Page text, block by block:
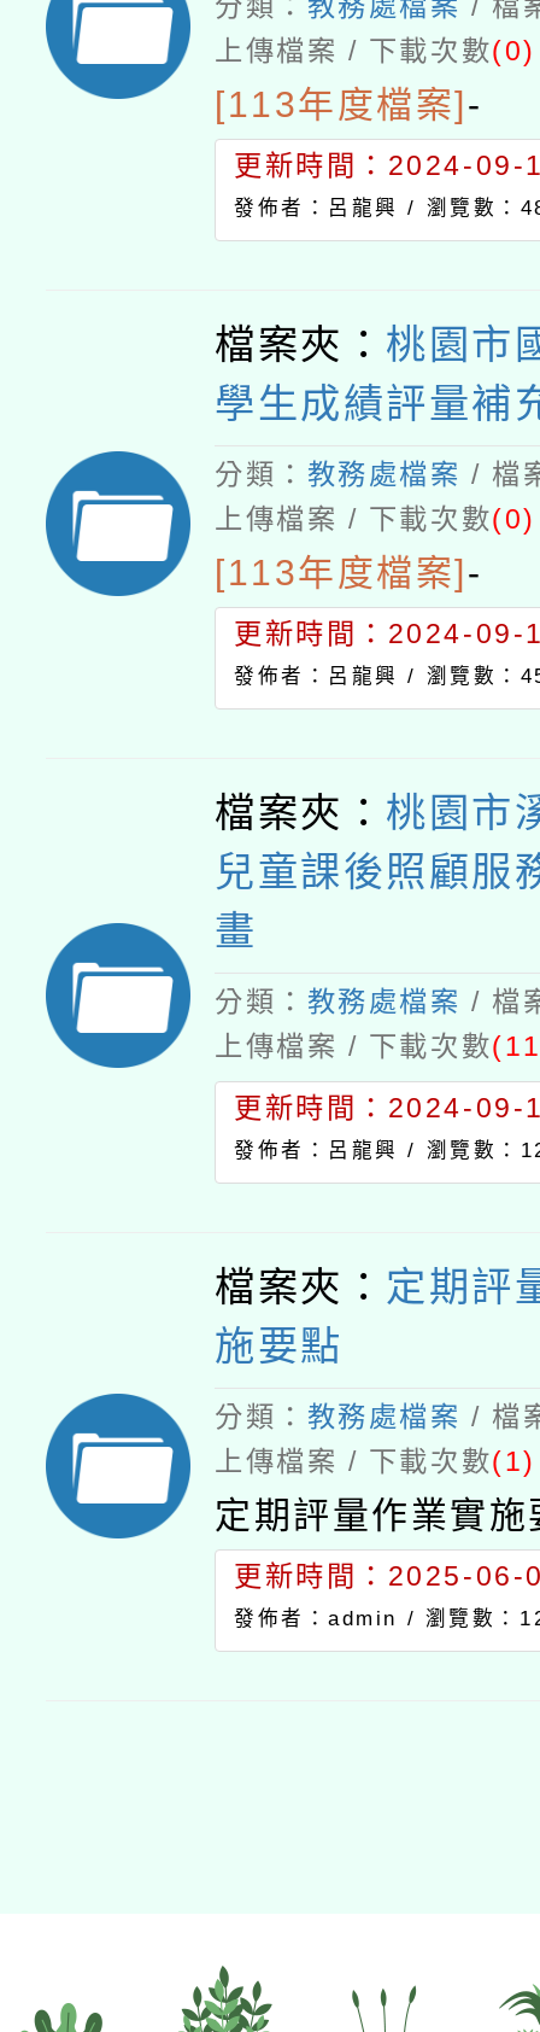
上傳檔案 / 下載次數(0)
[113年度檔案]-
更新時間：2024-09-
發佈者：呂龍興 / 瀏覽數：
檔案夾： 桃園市
學生成績評量補
分類： 教務處檔案 / 檔
上傳檔案 / 下載次數(0)
[113年度檔案]-
更新時間：2024-09-
發佈者：呂龍興 / 瀏覽數：
檔案夾： 桃園市
兒童課後照顧服
畫
分類： 教務處檔案 / 檔
上傳檔案 / 下載次數
更新時間：2024-09-
發佈者：呂龍興 / 瀏覽數：
檔案夾： 定期評
施要點
分類： 教務處檔案 / 檔
上傳檔案 / 下載次數(1)
定期評量作業實施
更新時間：2025-06-
發佈者：admin / 瀏覽數：